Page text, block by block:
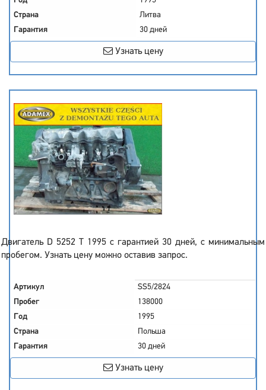
Страна
Литва
Гарантия
30 дней
Узнать цену
Двигатель D 5252 T 1995 с гарантией 30 дней, с минимальным
пробегом. Узнать цену можно оставив запрос.
Артикул
SS5/2824
Пробег
138000
Год
1995
Страна
Польша
Гарантия
30 дней
Узнать цену